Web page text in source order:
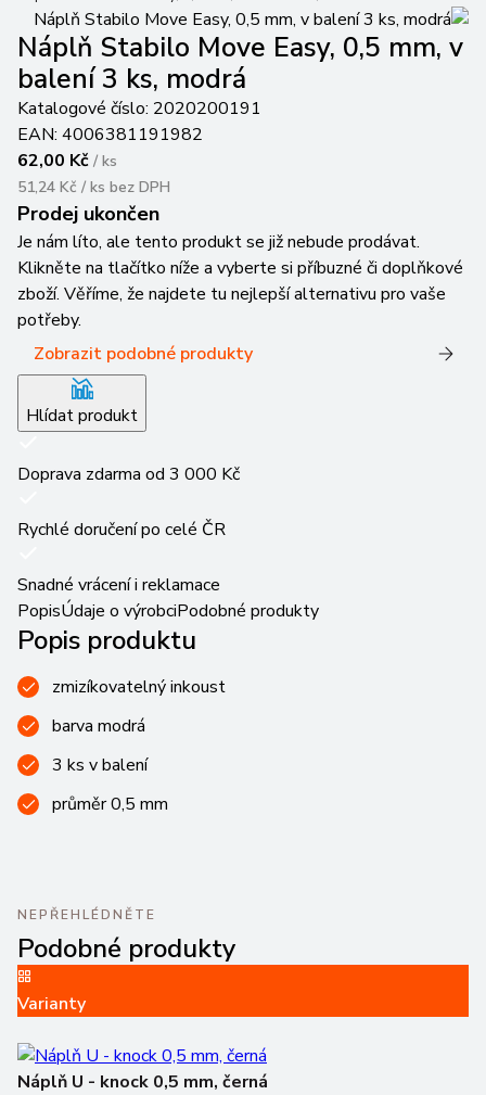
Náplň Stabilo Move Easy, 0,5 mm, v
balení 3 ks, modrá
Katalogové číslo: 2020200191
EAN: 4006381191982
62,00 Kč / ks
51,24 Kč / ks bez DPH
Prodej ukončen
Je nám líto, ale tento produkt se již nebude prodávat.
Klikněte na tlačítko níže a vyberte si příbuzné či doplňkové
zboží. Věříme, že najdete tu nejlepší alternativu pro vaše
potřeby.
Zobrazit podobné produkty
Hlídat produkt
Doprava zdarma od 3 000 Kč
Rychlé doručení po celé ČR
Snadné vrácení i reklamace
PopisÚdaje o výrobciPodobné produkty
Popis produktu
zmizíkovatelný inkoust
barva modrá
3 ks v balení
průměr 0,5 mm
NEPŘEHLÉDNĚTE
Podobné produkty
Varianty
Náplň U - knock 0,5 mm, černá